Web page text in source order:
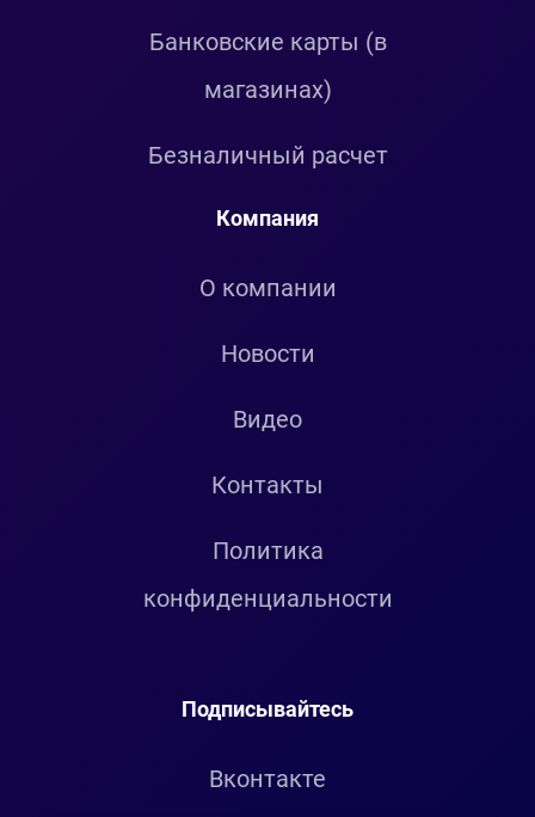
Банковские карты (в
магазинах)
Безналичный расчет
Компания
О компании
Новости
Видео
Контакты
Политика
конфиденциальности
Подписывайтесь
Вконтакте